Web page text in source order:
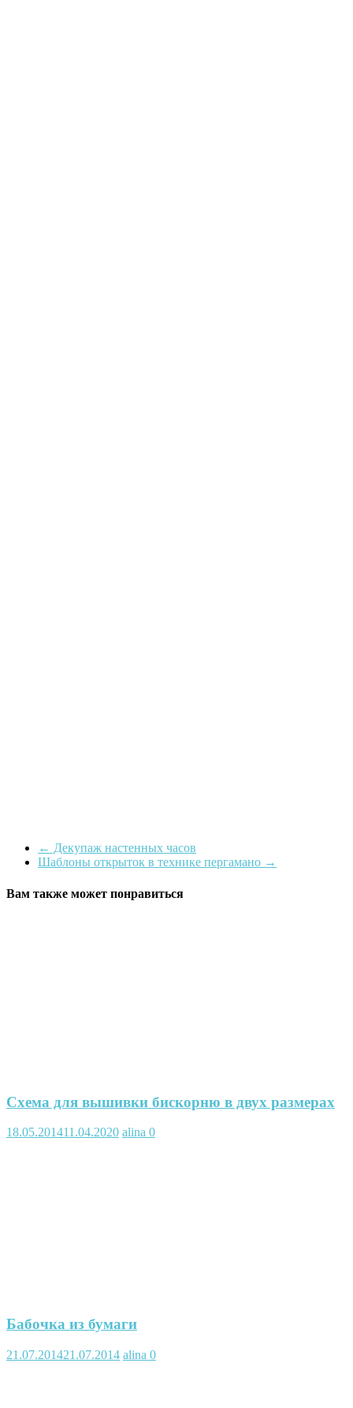
← Декупаж настенных часов
Шаблоны открыток в технике пергамано →
Вам также может понравиться
Схема для вышивки бискорню в двух размерах
18.05.201411.04.2020 alina 0
Бабочка из бумаги
21.07.201421.07.2014 alina 0